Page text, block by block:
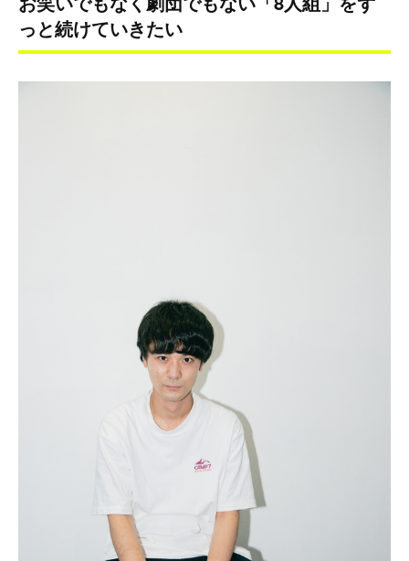
っと続けていきたい